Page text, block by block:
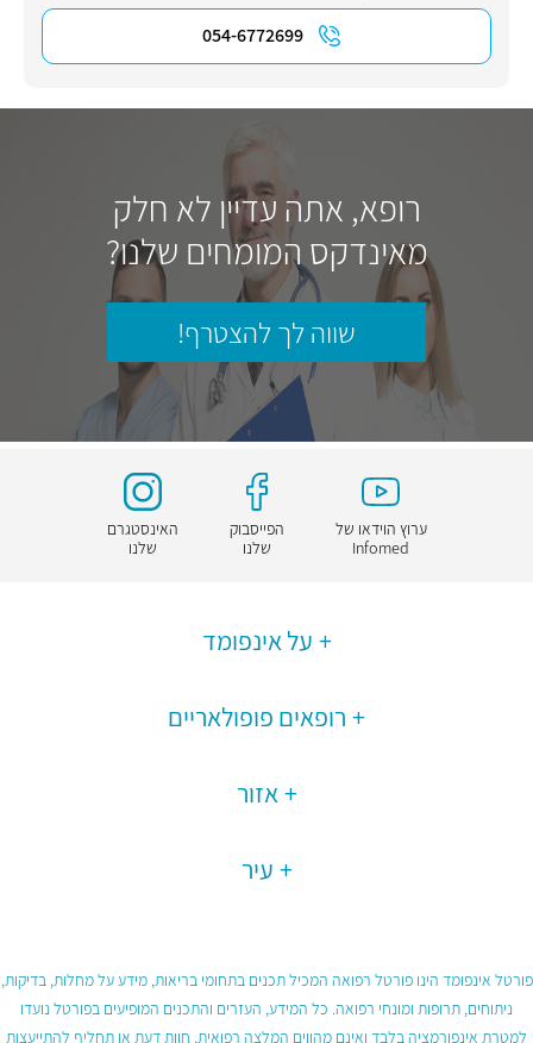
054-6772699
רופא, אתה עדיין לא חלק
מאינדקס המומחים שלנו?
שווה לך להצטרף!
ערוץ הוידאו של
Infomed
הפייסבוק
שלנו
האינסטגרם
שלנו
על אינפומד
רופאים פופולאריים
אזור
עיר
פורטל אינפומד הינו פורטל רפואה המכיל תכנים בתחומי בריאות, מידע על מחלות, בדיקות,
ניתוחים, תרופות ומונחי רפואה. כל המידע, העזרים והתכנים המופיעים בפורטל נועדו
למטרת אינפורמציה בלבד ואינם מהווים המלצה רפואית, חוות דעת או תחליף להתייעצות